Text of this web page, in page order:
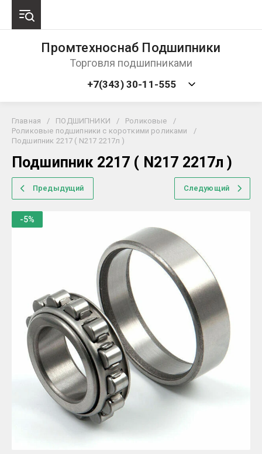
Промтехноснаб Подшипники
Торговля подшипниками
+7(343) 30-11-555
Главная / ПОДШИПНИКИ / Роликовые
/
Роликовые подшипники с короткими роликами
/
Подшипник 2217 ( N217 2217л )
Подшипник 2217 ( N217 2217л )
Предыдущий Следующий
-5%